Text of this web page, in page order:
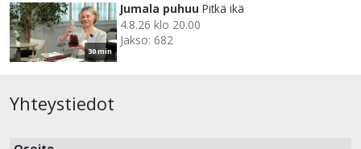
30 min
Jumala puhuu Pitkä ikä
4.8.26 klo 20.00
Jakso: 682
Yhteystiedot